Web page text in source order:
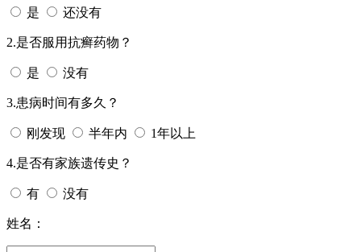
是 还没有
2.是否服用抗癣药物？
是 没有
3.患病时间有多久？
刚发现 半年内 1年以上
4.是否有家族遗传史？
有 没有
姓名：